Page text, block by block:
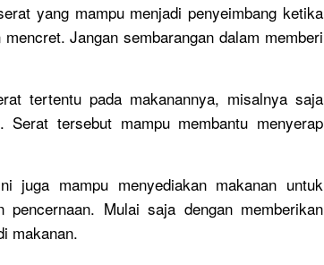
yang mampu menjadi penyeimbang ketika
Jangan sembarangan dalam memberi
tertentu pada makanannya, misalnya saja
tersebut mampu membantu menyerap
juga mampu menyediakan makanan untuk
Mulai saja dengan memberikan
makanan.